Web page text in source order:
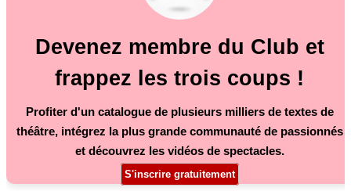
Devenez membre du Club et
frappez les trois coups !
Profiter d'un catalogue de plusieurs milliers de textes de
théâtre, intégrez la plus grande communauté de passionnés
et découvrez les vidéos de spectacles.
S'inscrire gratuitement